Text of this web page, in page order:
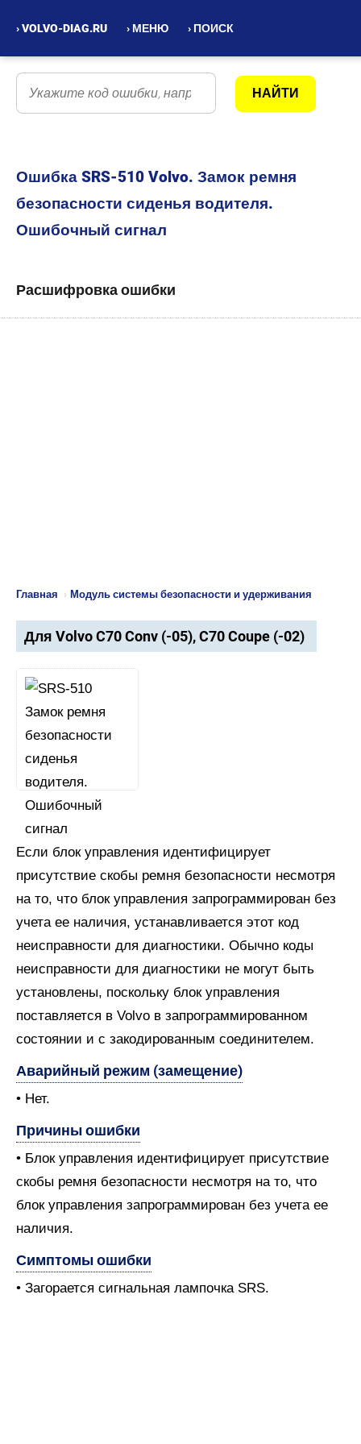
› VOLVO-DIAG.RU › МЕНЮ › ПОИСК
Ошибка SRS-510 Volvo. Замок ремня
безопасности сиденья водителя.
Ошибочный сигнал
Расшифровка ошибки
Главная › Модуль системы безопасности и удерживания
Для Volvo C70 Conv (-05), C70 Coupe (-02)
Если блок управления идентифицирует
присутствие скобы ремня безопасности несмотря
на то, что блок управления запрограммирован без
учета ее наличия, устанавливается этот код
неисправности для диагностики. Обычно коды
неисправности для диагностики не могут быть
установлены, поскольку блок управления
поставляется в Volvo в запрограммированном
состоянии и с закодированным соединителем.
Аварийный режим (замещение)
• Нет.
Причины ошибки
• Блок управления идентифицирует присутствие
скобы ремня безопасности несмотря на то, что
блок управления запрограммирован без учета ее
наличия.
Симптомы ошибки
• Загорается сигнальная лампочка SRS.